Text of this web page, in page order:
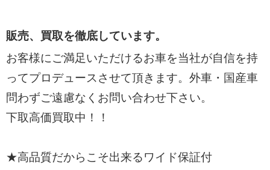
販売、買取を徹底しています。
お客様にご満足いただけるお車を当社が自信を持
ってプロデュースさせて頂きます。外車・国産車
問わずご遠慮なくお問い合わせ下さい。
下取高価買取中！！
★高品質だからこそ出来るワイド保証付